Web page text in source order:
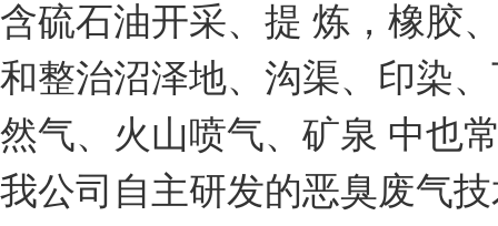
含硫石油开采、提 炼，橡胶
和整治沼泽地、沟渠、印染
然气、火山喷气、矿泉 中也
我公司自主研发的恶臭废气